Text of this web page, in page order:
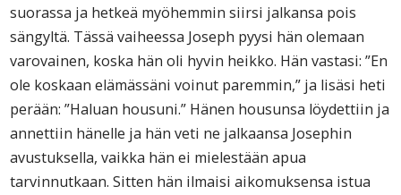
suorassa ja hetkeä myöhemmin siirsi jalkansa pois
sängyltä. Tässä vaiheessa Joseph pyysi hän olemaan
varovainen, koska hän oli hyvin heikko. Hän vastasi: ”En
ole koskaan elämässäni voinut paremmin,” ja lisäsi heti
perään: ”Haluan housuni.” Hänen housunsa löydettiin ja
annettiin hänelle ja hän veti ne jalkaansa Josephin
avustuksella, vaikka hän ei mielestään apua
tarvinnutkaan. Sitten hän ilmaisi aikomuksensa istua